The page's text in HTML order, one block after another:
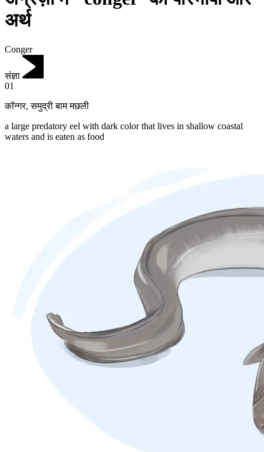
अर्थ
Conger
संज्ञा
01
कॉन्गर,समुद्री बाम मछली
a large predatory eel with dark color that lives in shallow coastal
waters and is eaten as food